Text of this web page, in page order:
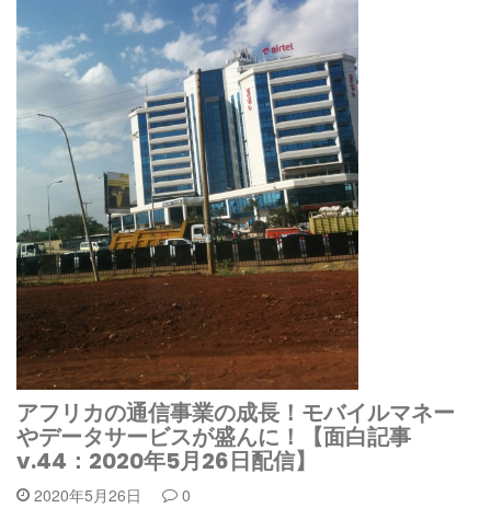
アフリカの通信事業の成長！モバイルマネー
やデータサービスが盛んに！【面白記事
v.44：2020年5月26日配信】
2020年5月26日 0